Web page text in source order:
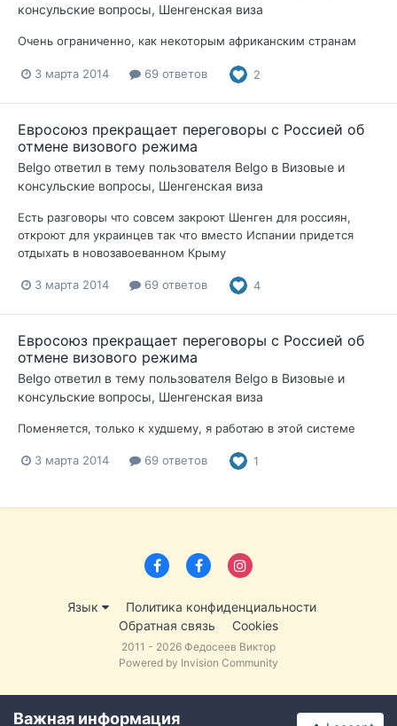
консульские вопросы, Шенгенская виза
Очень ограниченно, как некоторым африканским странам
3 марта 2014 69 ответов 2
Евросоюз прекращает переговоры с Россией об
отмене визового режима
Belgo ответил в тему пользователя Belgo в Визовые и
консульские вопросы, Шенгенская виза
Есть разговоры что совсем закроют Шенген для россиян,
откроют для украинцев так что вместо Испании придется
отдыхать в новозавоеванном Крыму
3 марта 2014 69 ответов 4
Евросоюз прекращает переговоры с Россией об
отмене визового режима
Belgo ответил в тему пользователя Belgo в Визовые и
консульские вопросы, Шенгенская виза
Поменяется, только к худшему, я работаю в этой системе
3 марта 2014 69 ответов 1
Язык
Политика конфиденциальности
Обратная связь
Cookies
2011 - 2026 Федосеев Виктор
Powered by Invision Community
Важная информация